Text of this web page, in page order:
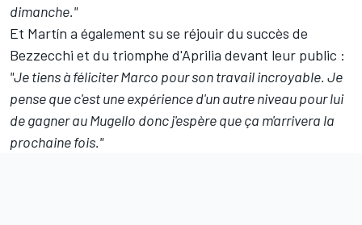
dimanche."
Et Martín a également su se réjouir du succès de
Bezzecchi et du triomphe d'Aprilia devant leur public :
"Je tiens à féliciter Marco pour son travail incroyable. Je
pense que c'est une expérience d'un autre niveau pour lui
de gagner au Mugello donc j'espère que ça m'arrivera la
prochaine fois."